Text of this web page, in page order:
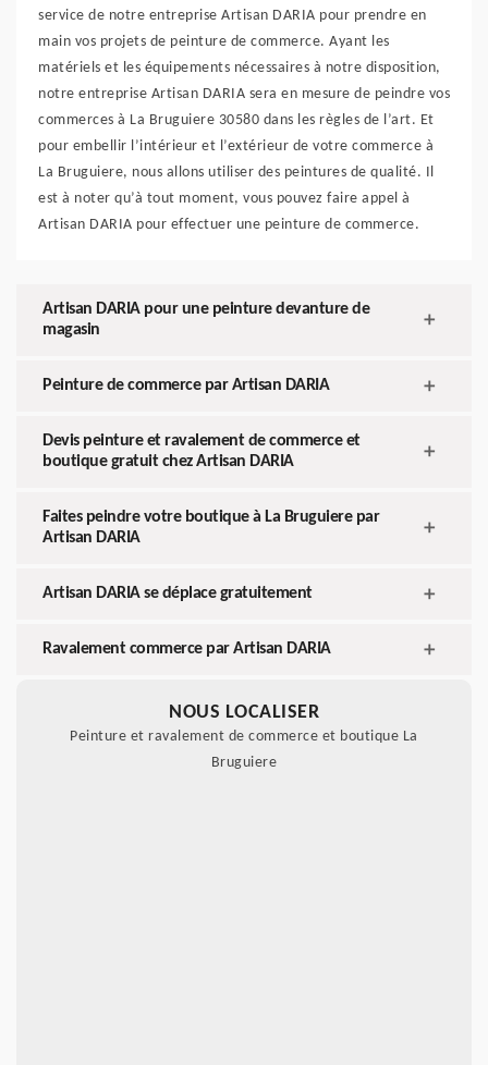
service de notre entreprise Artisan DARIA pour prendre en
main vos projets de peinture de commerce. Ayant les
matériels et les équipements nécessaires à notre disposition,
notre entreprise Artisan DARIA sera en mesure de peindre vos
commerces à La Bruguiere 30580 dans les règles de l’art. Et
pour embellir l’intérieur et l’extérieur de votre commerce à
La Bruguiere, nous allons utiliser des peintures de qualité. Il
est à noter qu’à tout moment, vous pouvez faire appel à
Artisan DARIA pour effectuer une peinture de commerce.
Artisan DARIA pour une peinture devanture de
magasin
Peinture de commerce par Artisan DARIA
Devis peinture et ravalement de commerce et
boutique gratuit chez Artisan DARIA
Faites peindre votre boutique à La Bruguiere par
Artisan DARIA
Artisan DARIA se déplace gratuitement
Ravalement commerce par Artisan DARIA
NOUS LOCALISER
Peinture et ravalement de commerce et boutique La
Bruguiere